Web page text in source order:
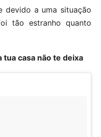
devido a uma situação
tão estranho quanto
tua casa não te deixa